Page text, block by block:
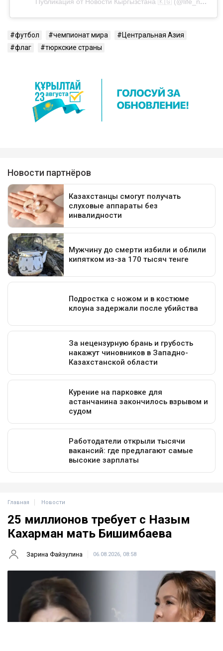
футбол чемпионат мира
Центральная Азия
флаг
тюркские страны
Главная Новости
25 миллионов требует с Назым
Кахарман мать Бишимбаева
Зарина Файзулина 06.08.2026, 08:58